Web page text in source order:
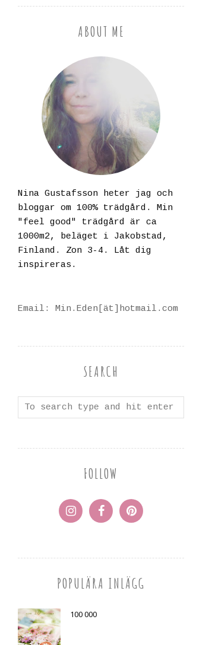
ABOUT ME
Nina Gustafsson heter jag och
bloggar om 100% trädgård. Min
"feel good" trädgård är ca
1000m2, beläget i Jakobstad,
Finland. Zon 3-4. Låt dig
inspireras.
Email: Min.Eden[ät]hotmail.com
SEARCH
FOLLOW
POPULÄRA INLÄGG
100 000